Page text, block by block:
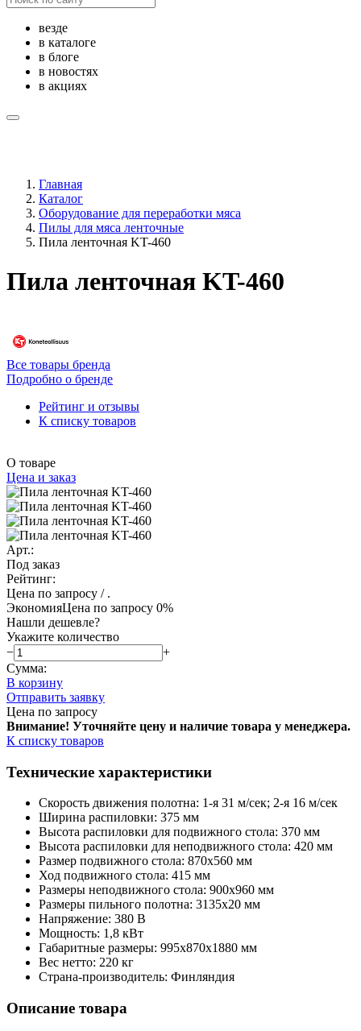
везде
в каталоге
в блоге
в новостях
в акциях
Главная
Каталог
Оборудование для переработки мяса
Пилы для мяса ленточные
Пила ленточная KT-460
Пила ленточная KT-460
Все товары бренда
Подробно о бренде
Рейтинг и отзывы
К списку товаров
О товаре
Цена и заказ
Арт.:
Под заказ
Рейтинг:
Цена по запросу / .
ЭкономияЦена по запросу 0%
Нашли дешевле?
Укажите количество
−
+
Сумма:
В корзину
Отправить заявку
Цена по запросу
Внимание! Уточняйте цену и наличие товара у менеджера.
К списку товаров
Технические характеристики
Скорость движения полотна: 1-я 31 м/сек; 2-я 16 м/сек
Ширина распиловки: 375 мм
Высота распиловки для подвижного стола: 370 мм
Высота распиловки для неподвижного стола: 420 мм
Размер подвижного стола: 870х560 мм
Ход подвижного стола: 415 мм
Размеры неподвижного стола: 900х960 мм
Размеры пильного полотна: 3135х20 мм
Напряжение: 380 В
Мощность: 1,8 кВт
Габаритные размеры: 995х870х1880 мм
Вес нетто: 220 кг
Страна-производитель: Финляндия
Описание товара